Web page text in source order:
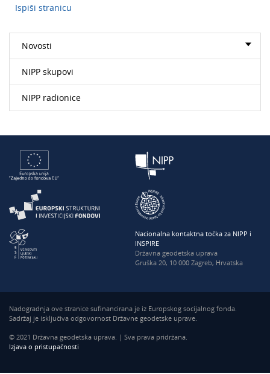
Ispiši stranicu
Novosti
NIPP skupovi
NIPP radionice
Nacionalna kontaktna točka za NIPP i
INSPIRE
Državna geodetska uprava
Gruška 20, 10 000 Zagreb, Hrvatska
Nadogradnja ove stranice sufinancirana je iz Europskog socijalnog fonda.
Sadržaj je isključiva odgovornost Državne geodetske uprave.
© 2021 Državna geodetska uprava. | Sva prava pridržana.
Izjava o pristupačnosti